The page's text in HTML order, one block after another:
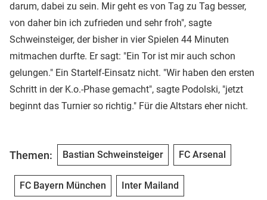
darum, dabei zu sein. Mir geht es von Tag zu Tag besser,
von daher bin ich zufrieden und sehr froh", sagte
Schweinsteiger, der bisher in vier Spielen 44 Minuten
mitmachen durfte. Er sagt: "Ein Tor ist mir auch schon
gelungen." Ein Startelf-Einsatz nicht. "Wir haben den ersten
Schritt in der K.o.-Phase gemacht", sagte Podolski, "jetzt
beginnt das Turnier so richtig." Für die Altstars eher nicht.
Themen: Bastian Schweinsteiger FC Arsenal
FC Bayern München Inter Mailand